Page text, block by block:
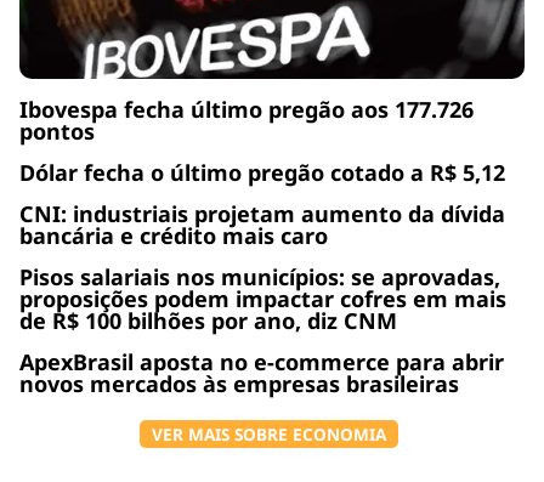
Ibovespa fecha último pregão aos 177.726
pontos
Dólar fecha o último pregão cotado a R$ 5,12
CNI: industriais projetam aumento da dívida
bancária e crédito mais caro
Pisos salariais nos municípios: se aprovadas,
proposições podem impactar cofres em mais
de R$ 100 bilhões por ano, diz CNM
ApexBrasil aposta no e-commerce para abrir
novos mercados às empresas brasileiras
VER MAIS SOBRE ECONOMIA